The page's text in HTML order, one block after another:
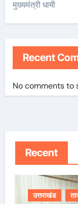
मुख्यमंत्री धामी
Recent
No comments to
Recent
उत्तराखंड